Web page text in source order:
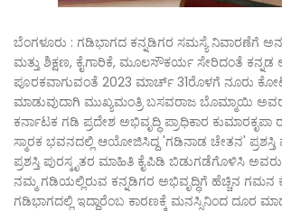
ಬೆಂಗಳೂರು : ಗಡಿಭಾಗದ ಕನ್ನಡಿಗರ ಸಮಸ್ಯೆ ನಿವಾರಣೆಗೆ
ಮತ್ತು ಶಿಕ್ಷಣ, ಕೈಗಾರಿಕೆ, ಮೂಲಸೌಕರ್ಯ ಸೇರಿದಂತೆ ಕನ್ನಡ
ಪೂರಕವಾಗುವಂತೆ 2023 ಮಾರ್ಚ್‌ 31ರೊಳಗೆ ನೂರು
ಮಾಡುವುದಾಗಿ ಮುಖ್ಯಮಂತ್ರಿ ಬಸವರಾಜ ಬೊಮ್ಮಾಯಿ
ಕರ್ನಾಟಕ ಗಡಿ ಪ್ರದೇಶ ಅಭಿವೃದ್ಧಿ ಪ್ರಾಧಿಕಾರ ಕುಮಾರಕೃಪಾ
ಸ್ಮಾರಕ ಭವನದಲ್ಲಿ ಆಯೋಜಿಸಿದ್ದ 'ಗಡಿನಾಡ ಚೇತನ' ಪ್ರಶಸ್ತಿ
ಪ್ರಶಸ್ತಿ ಪುರಸ್ಕೃತರ ಮಾಹಿತಿ ಕೈಪಿಡಿ ಬಿಡುಗಡೆಗೊಳಿಸಿ
ನಮ್ಮ ಗಡಿಯಲ್ಲಿರುವ ಕನ್ನಡಿಗರ ಅಭಿವೃದ್ಧಿಗೆ ಹೆಚ್ಚಿನ ಗಮನ
ಗಡಿಭಾಗದಲ್ಲಿ ಇದ್ದಾರೆಂಬ ಕಾರಣಕ್ಕೆ ಮನಸ್ಸಿನಿಂದ ದೂರ